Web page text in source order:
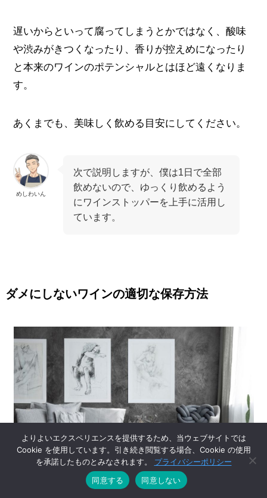
遅いからといって腐ってしまうとかではなく、酸味
や渋みがきつくなったり、香りが控えめになったり
と本来のワインのポテンシャルとはほど遠くなりま
す。
あくまでも、美味しく飲める目安にしてください。
めしわいん
次で説明しますが、僕は1日で全部
飲めないので、ゆっくり飲めるよう
にワインストッパーを上手に活用し
ています。
ダメにしないワインの適切な保存方法
よりよいエクスペリエンスを提供するため、当ウェブサイトでは
Cookie を使用しています。引き続き閲覧する場合、Cookie の使用
を承諾したものとみなされます。 プライバシーポリシー
同意する
同意しない